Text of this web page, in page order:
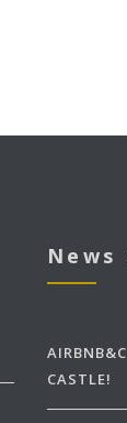
News
CASTLE!